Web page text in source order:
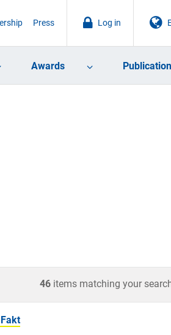
Log in
Press
Awards
46 items matching your